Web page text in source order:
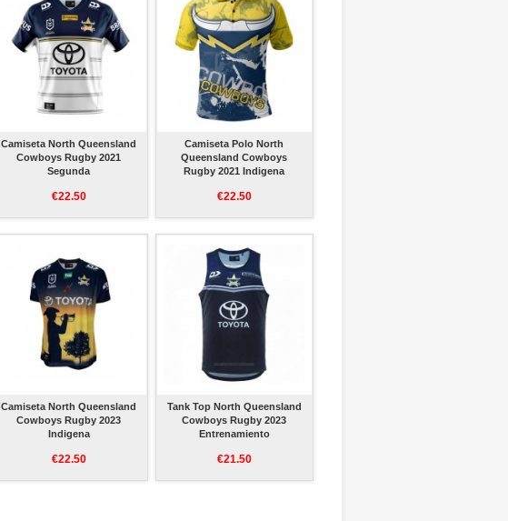
Camiseta North Queensland
Cowboys Rugby 2021
Segunda
€22.50
Camiseta Polo North
Queensland Cowboys
Rugby 2021 Indigena
€22.50
Camiseta North Queensland
Cowboys Rugby 2023
Indigena
€22.50
Tank Top North Queensland
Cowboys Rugby 2023
Entrenamiento
€21.50